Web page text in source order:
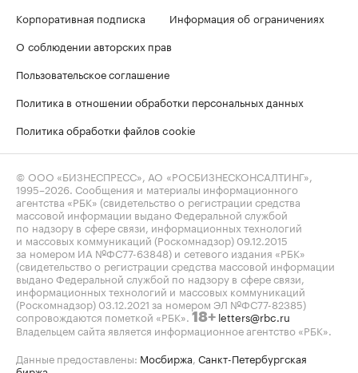
Корпоративная подписка
Информация об ограничениях
О соблюдении авторских прав
Пользовательское соглашение
Политика в отношении обработки персональных данных
Политика обработки файлов cookie
© ООО «БИЗНЕСПРЕСС», АО «РОСБИЗНЕСКОНСАЛТИНГ»,
1995–2026 . Сообщения и материалы информационного
агентства «РБК» (свидетельство о регистрации средства
массовой информации выдано Федеральной службой
по надзору в сфере связи, информационных технологий
и массовых коммуникаций (Роскомнадзор) 09.12.2015
за номером ИА №ФС77-63848) и сетевого издания «РБК»
(свидетельство о регистрации средства массовой информации
выдано Федеральной службой по надзору в сфере связи,
информационных технологий и массовых коммуникаций
(Роскомнадзор) 03.12.2021 за номером ЭЛ №ФС77-82385)
сопровождаются пометкой «РБК». 18+ letters@rbc.ru
Владельцем сайта является информационное агентство «РБК».
Данные предоставлены: Мосбиржа Санкт-Петербургская